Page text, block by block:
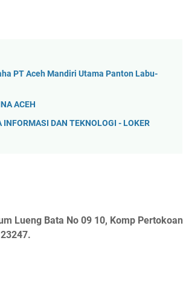
PT Aceh Mandiri Utama Panton Labu-
ACEH
DAN TEKNOLOGI - LOKER
Lueng Bata No 09 10, Komp Pertokoan